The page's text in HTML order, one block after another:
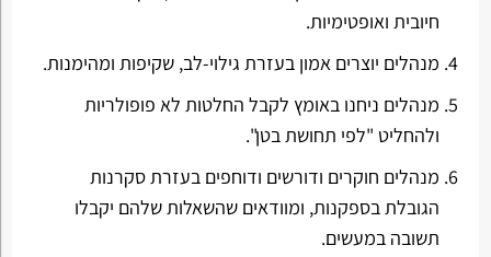
חיובית ואופטימיות.
מנהלים יוצרים אמון בעזרת גילוי-לב, שקיפות ומהימנות.
מנהלים ניחנו באומץ לקבל החלטות לא פופולריות
ולהחליט "לפי תחושת בטן".
מנהלים חוקרים ודורשים ודוחפים בעזרת סקרנות
הגובלת בספקנות, ומוודאים שהשאלות שלהם יקבלו
תשובה במעשים.